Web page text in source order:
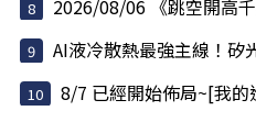
2026/08/06 《跳空開高
AI液冷散熱最強主線！矽
8/7 已經開始佈局~[我